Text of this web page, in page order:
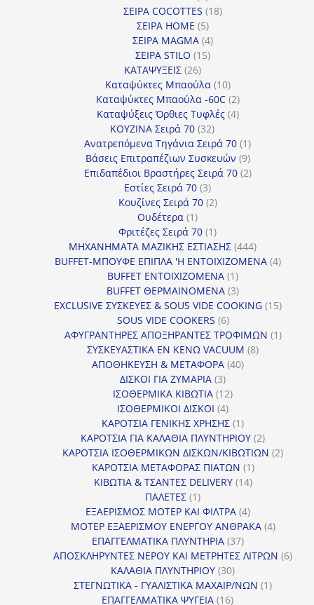
προϊόντα
ΣΕΙΡΑ COCOTTES 1818
ΣΕΙΡΑ HOME 55
προϊόντα
ΣΕΙΡΑ MAGMA 44
προϊόντα
ΣΕΙΡΑ STILO 1515
ΚΑΤΑΨΥΞΕΙΣ 2626
προϊόντα
Καταψύκτες Μπαούλα 1010
προϊόντα
Καταψύκτες Μπαούλα -60C 22
προϊόντα
Καταψύξεις Όρθιες Τυφλές 44
ΚΟΥΖΙΝΑ Σειρά 70 3232
προϊόντα
Ανατρεπόμενα Τηγάνια Σειρά 70 11
προϊόν
Βάσεις Επιτραπέζιων Συσκευών 99
προϊόντα
Επιδαπέδιοι Βραστήρες Σειρά 70 22
Εστίες Σειρά 70 33
προϊόντα
Κουζίνες Σειρά 70 22
Ουδέτερα 11
προϊόν
Φριτέζες Σειρά 70 11
προϊόν
ΜΗΧΑΝΗΜΑΤΑ ΜΑΖΙΚΗΣ ΕΣΤΙΑΣΗΣ 444444
προϊόντα
BUFFET-ΜΠΟΥΦΕ ΕΠΙΠΛΑ 'Η ΕΝΤΟΙΧΙΖΟΜΕΝΑ 44
BUFFET ΕΝΤΟΙΧΙΖΟΜΕΝΑ 11
προϊόν
BUFFET ΘΕΡΜΑΙΝΟΜΕΝΑ 33
προϊόντα
EXCLUSIVE ΣΥΣΚΕΥΕΣ & SOUS VIDE COOKING 1515
SOUS VIDE COOKERS 66
προϊόντα
ΑΦΥΓΡΑΝΤΗΡΕΣ ΑΠΟΞΗΡΑΝΤΕΣ ΤΡΟΦΙΜΩΝ 11
ΣΥΣΚΕΥΑΣΤΙΚΑ ΕΝ ΚΕΝΩ VACUUM 88
ΑΠΟΘΗΚΕΥΣΗ & ΜΕΤΑΦΟΡΑ 4040
ΔΙΣΚΟΙ ΓΙΑ ΖΥΜΑΡΙΑ 33
προϊόντα
ΙΣΟΘΕΡΜΙΚΑ ΚΙΒΩΤΙΑ 1212
ΙΣΟΘΕΡΜΙΚΟΙ ΔΙΣΚΟΙ 44
προϊόντα
ΚΑΡΟΤΣΙΑ ΓΕΝΙΚΗΣ ΧΡΗΣΗΣ 11
προϊόν
ΚΑΡΟΤΣΙΑ ΓΙΑ ΚΑΛΑΘΙΑ ΠΛΥΝΤΗΡΙΟΥ 22
προϊόντα
ΚΑΡΟΤΣΙΑ ΙΣΟΘΕΡΜΙΚΩΝ ΔΙΣΚΩΝ/ΚΙΒΩΤΙΩΝ 22
ΚΑΡΟΤΣΙΑ ΜΕΤΑΦΟΡΑΣ ΠΙΑΤΩΝ 11
προϊόν
ΚΙΒΩΤΙΑ & ΤΣΑΝΤΕΣ DELIVERY 1414
ΠΑΛΕΤΕΣ 11
προϊόν
ΕΞΑΕΡΙΣΜΟΣ ΜΟΤΕΡ ΚΑΙ ΦΙΛΤΡΑ 44
προϊόντα
ΜΟΤΕΡ ΕΞΑΕΡΙΣΜΟΥ ΕΝΕΡΓΟΥ ΑΝΘΡΑΚΑ 44
ΕΠΑΓΓΕΛΜΑΤΙΚΑ ΠΛΥΝΤΗΡΙΑ 3737
προϊόντα
ΑΠΟΣΚΛΗΡΥΝΤΕΣ ΝΕΡΟΥ ΚΑΙ ΜΕΤΡΗΤΕΣ ΛΙΤΡΩΝ 66
ΚΑΛΑΘΙΑ ΠΛΥΝΤΗΡΙΟΥ 3030
προϊόντα
ΣΤΕΓΝΩΤΙΚΑ - ΓΥΑΛΙΣΤΙΚΑ ΜΑΧΑΙΡ/ΝΩΝ 11
ΕΠΑΓΓΕΛΜΑΤΙΚΑ ΨΥΓΕΙΑ 1616